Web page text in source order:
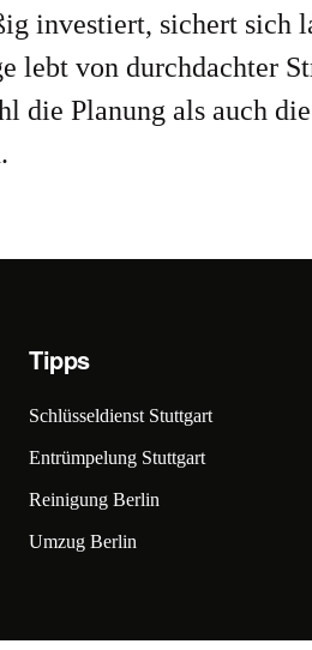
investiert, sichert sich
lebt von durchdachter
die Planung als auch
Tipps
Schlüsseldienst Stuttgart
Entrümpelung Stuttgart
Reinigung Berlin
Umzug Berlin